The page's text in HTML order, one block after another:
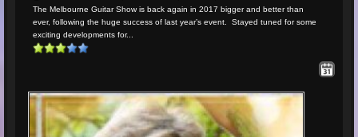
The Melbourne Guitar Show is back again in 2017 bigger and better than
ever, following the huge success of last year’s event. Stayed tuned for some
exciting developments for...